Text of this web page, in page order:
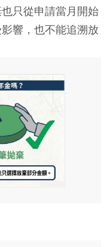
只從申請當月開始
響，也不能追溯放